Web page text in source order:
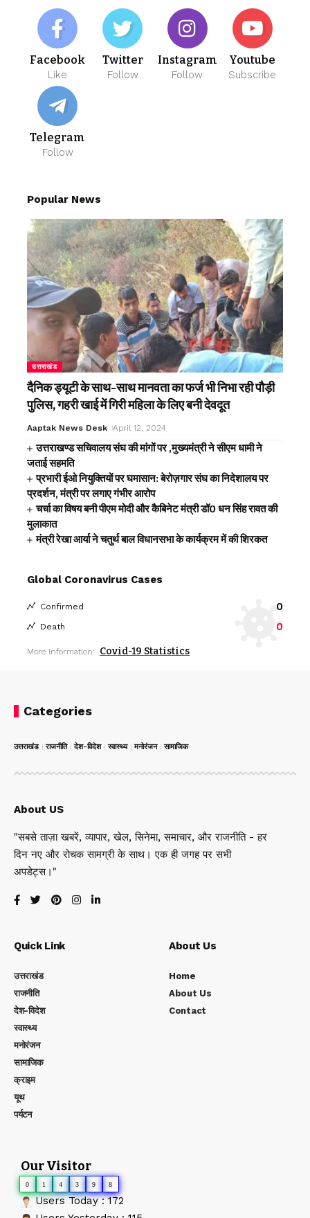
Facebook
Like
Twitter
Follow
Instagram
Follow
Youtube
Subscribe
Telegram
Follow
Popular News
उत्तराखंड
दैनिक ड्यूटी के साथ-साथ मानवता का फर्ज भी निभा रही पौड़ी
पुलिस, गहरी खाई में गिरी महिला के लिए बनी देवदूत
Aaptak News Desk April 12, 2024
उत्तराखण्ड सचिवालय संघ की मांगों पर ,मुख्यमंत्री ने सीएम धामी ने
जताई सहमति
प्रभारी ईओ नियुक्तियों पर घमासान: बेरोज़गार संघ का निदेशालय पर
प्रदर्शन, मंत्री पर लगाए गंभीर आरोप
चर्चा का विषय बनी पीएम मोदी और कैबिनेट मंत्री डॉ0 धन सिंह रावत की
मुलाकात
मंत्री रेखा आर्या ने चतुर्थ बाल विधानसभा के कार्यक्रम में की शिरकत
Global Coronavirus Cases
Confirmed 0
Death 0
More Information: Covid-19 Statistics
Categories
उत्तराखंड राजनीति देश-विदेश स्वास्थ्य मनोरंजन सामाजिक
About US
"सबसे ताज़ा खबरें, व्यापार, खेल, सिनेमा, समाचार, और राजनीति - हर
दिन नए और रोचक सामग्री के साथ। एक ही जगह पर सभी
अपडेट्स।"
Quick Link
उत्तराखंड
राजनीति
देश-विदेश
स्वास्थ्य
मनोरंजन
सामाजिक
क्राइम
यूथ
पर्यटन
About Us
Home
About Us
Contact
Our Visitor
0 1 4 3 9 8
Users Today : 172